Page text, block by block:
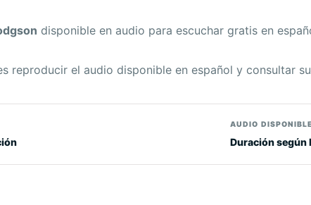
disponible en audio para escuchar gratis en
reproducir el audio disponible en español y consultar
AUDIO DISPONIBLE
Duración según